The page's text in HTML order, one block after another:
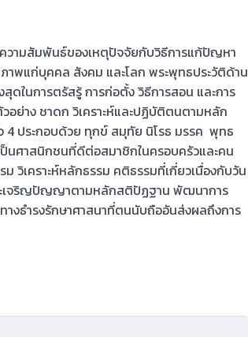
ความสัมพันธ์ของเหตุปัจจัยกับวิธีการแก้ปัญหา
าพแก่บุคคล สังคม และโลก พระพุทธประวัติด้าน
ดในการตรัสรู้ การก่อตั้ง วิธีการสอน และการ
ย่าง ชาดก วิเคราะห์และปฏิบัติตนตามหลัก
4 ประกอบด้วย ทุกข์ สมุทัย นิโรธ มรรค พุทธ
ศาสนิกชนที่ดีต่อสมาชิกในครอบครัวและคน
เคราะห์หลักธรรม คติธรรมที่เกี่ยวเนื่องกับวัน
ะเจริญปัญญาตามหลักสติปัฏฐาน พัฒนาการ
างธำรงรักษาศาสนาที่ตนนับถืออันส่งผลถึงการ